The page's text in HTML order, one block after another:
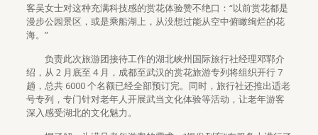
客吴女士对这种充满科技感的赏花体验赞不绝口：“以前赏花都是
漫步公园景区，或是乘船湖上，从没想过能从空中俯瞰绚烂的花
海。”
负责此次旅游团接待工作的湖北峡州国际旅行社经理邓郓介
绍，从 2 月底至 4 月，成都至武汉的赏花旅游专列将组织开行 7
趟，总共 6000 个名额已经全部预订完。同时，旅行社还推出适老
号专列，专门针对老年人开展武当文化体验等活动，让老年游客
深入感受湖北的文化魅力。